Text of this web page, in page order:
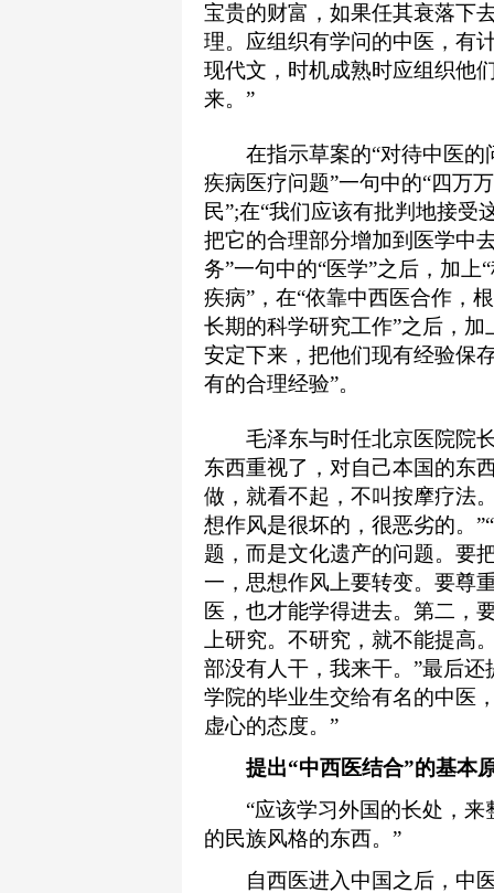
宝贵的财富，如果任其衰落下
理。应组织有学问的中医，有
现代文，时机成熟时应组织他
来。”
在指示草案的“对待中医的
疾病医疗问题”一句中的“四万
民”;在“我们应该有批判地接
把它的合理部分增加到医学中
务”一句中的“医学”之后，加上
疾病”，在“依靠中西医合作，
长期的科学研究工作”之后，加
安定下来，把他们现有经验保
有的合理经验”。
毛泽东与时任北京医院院长
东西重视了，对自己本国的东
做，就看不起，不叫按摩疗法
想作风是很坏的，很恶劣的。
题，而是文化遗产的问题。要
一，思想作风上要转变。要尊
医，也才能学得进去。第二，
上研究。不研究，就不能提高
部没有人干，我来干。”最后
学院的毕业生交给有名的中医
虚心的态度。”
提出“中西医结合”的基本
“应该学习外国的长处，来
的民族风格的东西。”
自西医进入中国之后，中医